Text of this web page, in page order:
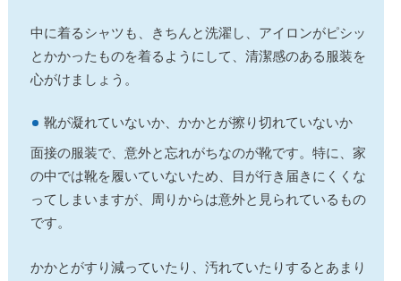
中に着るシャツも、きちんと洗濯し、アイロンがピシッ
とかかったものを着るようにして、清潔感のある服装を
心がけましょう。
靴が凝れていないか、かかとが擦り切れていないか
面接の服装で、意外と忘れがちなのが靴です。特に、家
の中では靴を履いていないため、目が行き届きにくくな
ってしまいますが、周りからは意外と見られているもの
です。
かかとがすり減っていたり、汚れていたりするとあまり